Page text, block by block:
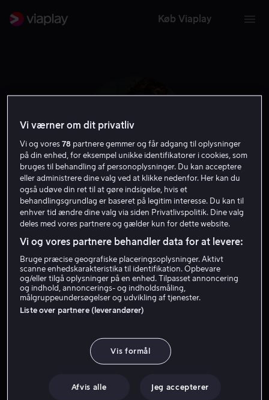
Køb Viaplay
Youki Kudoh
Skuespiller
Vi værner om dit privatliv
Vi og vores78 partnere gemmer og får adgang til oplysninger
på din enhed, for eksempel unikke identifikatorer i cookies, som
bruges til behandling af personoplysninger. Du kan acceptere
eller administrere dine valg ved at klikke nedenfor. Her kan du
også udøve din ret til at gøre indsigelse, hvis et
behandlingsgrundlag er baseret på legitim interesse. Du kan til
enhver tid ændre dine valg via siden Privatlivspolitik. Dine valg
deles med vores partnere og gælder kun for dette website.
Vi og vores partnere behandler data for at levere:
Bruge præcise geografiske placeringsoplysninger. Aktivt
scanne enhedskarakteristika til identifikation. Opbevare
og/eller tilgå oplysninger på en enhed. Tilpasset annoncering
og indhold, annoncerings- og indholdsmåling,
målgruppeundersøgelser og udvikling af tjenester.
Liste over partnere (leverandører)
Vis formål
Afvis alle Jeg accepterer